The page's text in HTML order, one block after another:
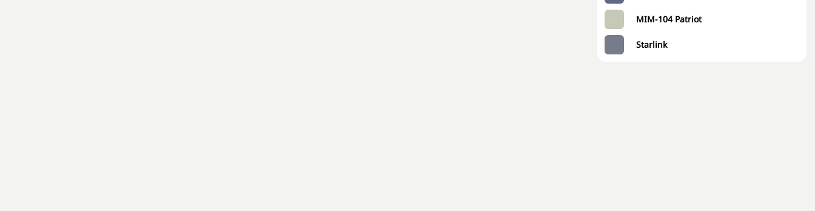
MIM-104 Patriot
Starlink